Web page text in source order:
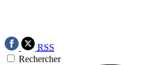
RSS
Rechercher